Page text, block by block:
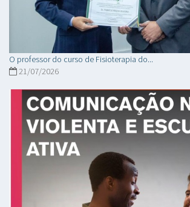
O professor do curso de Fisioterapia do...
21/07/2026